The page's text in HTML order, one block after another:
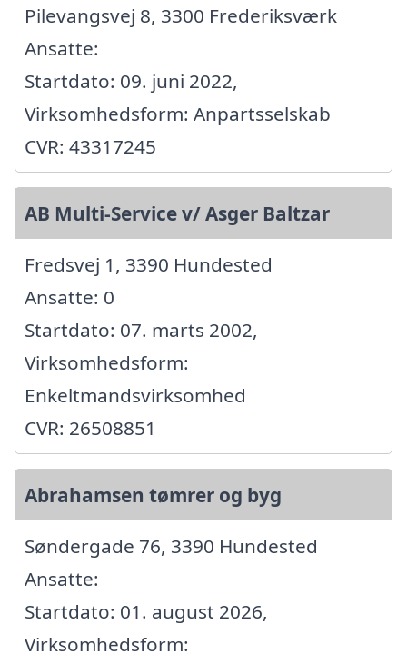
Pilevangsvej 8, 3300 Frederiksværk
Ansatte:
Startdato: 09. juni 2022,
Virksomhedsform: Anpartsselskab
CVR: 43317245
AB Multi-Service v/ Asger Baltzar
Fredsvej 1, 3390 Hundested
Ansatte: 0
Startdato: 07. marts 2002,
Virksomhedsform:
Enkeltmandsvirksomhed
CVR: 26508851
Abrahamsen tømrer og byg
Søndergade 76, 3390 Hundested
Ansatte:
Startdato: 01. august 2026,
Virksomhedsform: